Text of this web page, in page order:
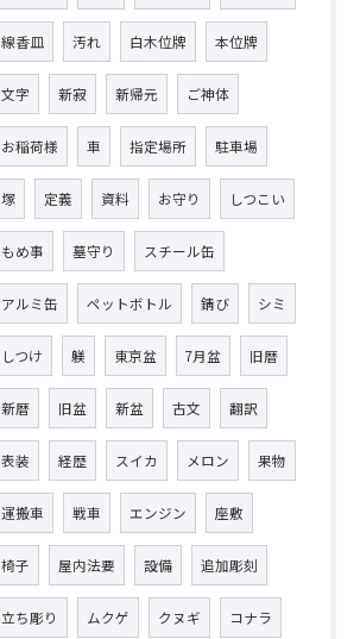
線香皿 汚れ 白木位牌 本位牌
文字 新寂 新帰元 ご神体
お稲荷様 車 指定場所 駐車場
塚 定義 資料 お守り しつこい
もめ事 墓守り スチール缶
アルミ缶 ペットボトル 錆び シミ
しつけ 躾 東京盆 7月盆 旧暦
新暦 旧盆 新盆 古文 翻訳
表装 経歴 スイカ メロン 果物
運搬車 戦車 エンジン 座敷
椅子 屋内法要 設備 追加彫刻
立ち彫り ムクゲ クヌギ コナラ